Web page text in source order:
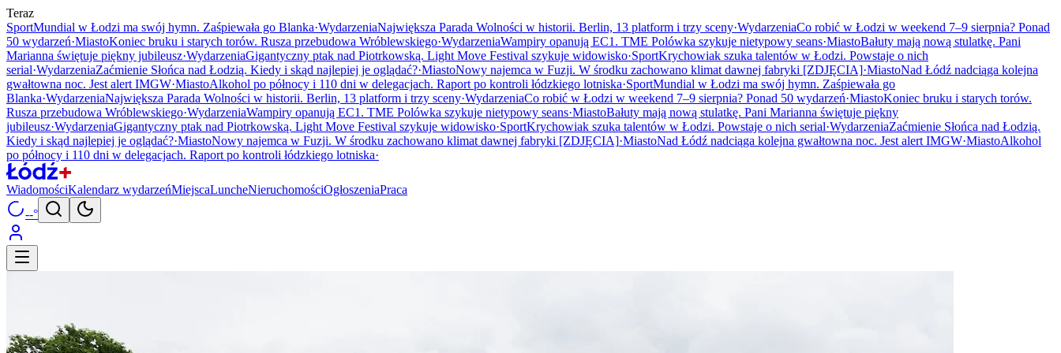
Teraz
SportMundial w Łodzi ma swój hymn. Zaśpiewała go Blanka·WydarzeniaNajwiększa Parada Wolności w historii. Berlin, 13 platform i trzy sceny·WydarzeniaCo robić w Łodzi w weekend 7–9 sierpnia? Ponad
50 wydarzeń·MiastoKoniec bruku i starych torów. Rusza przebudowa Wróblewskiego·WydarzeniaWampiry opanują EC1. TME Polówka szykuje nietypowy seans·MiastoBałuty mają nową stulatkę. Pani
Marianna świętuje piękny jubileusz·WydarzeniaGigantyczny ptak nad Piotrkowską. Light Move Festival szykuje widowisko·SportKrychowiak szuka talentów w Łodzi. Powstaje o nich
serial·WydarzeniaZaćmienie Słońca nad Łodzią. Kiedy i skąd najlepiej je oglądać?·MiastoNowy najemca w Fuzji. W środku zachowano klimat dawnej fabryki [ZDJĘCIA]·MiastoNad Łódź nadciąga kolejna
gwałtowna noc. Jest alert IMGW·MiastoAlkohol po północy i 110 dni w delegacjach. Raport po kontroli łódzkiego lotniska·SportMundial w Łodzi ma swój hymn. Zaśpiewała go
Blanka·WydarzeniaNajwiększa Parada Wolności w historii. Berlin, 13 platform i trzy sceny·WydarzeniaCo robić w Łodzi w weekend 7–9 sierpnia? Ponad 50 wydarzeń·MiastoKoniec bruku i starych torów.
Rusza przebudowa Wróblewskiego·WydarzeniaWampiry opanują EC1. TME Polówka szykuje nietypowy seans·MiastoBałuty mają nową stulatkę. Pani Marianna świętuje piękny
jubileusz·WydarzeniaGigantyczny ptak nad Piotrkowską. Light Move Festival szykuje widowisko·SportKrychowiak szuka talentów w Łodzi. Powstaje o nich serial·WydarzeniaZaćmienie Słońca nad Łodzią.
Kiedy i skąd najlepiej je oglądać?·MiastoNowy najemca w Fuzji. W środku zachowano klimat dawnej fabryki [ZDJĘCIA]·MiastoNad Łódź nadciąga kolejna gwałtowna noc. Jest alert IMGW·MiastoAlkohol
po północy i 110 dni w delegacjach. Raport po kontroli łódzkiego lotniska·
WiadomościKalendarz wydarzeńMiejscaLuncheNieruchomościOgłoszeniaPraca
--°